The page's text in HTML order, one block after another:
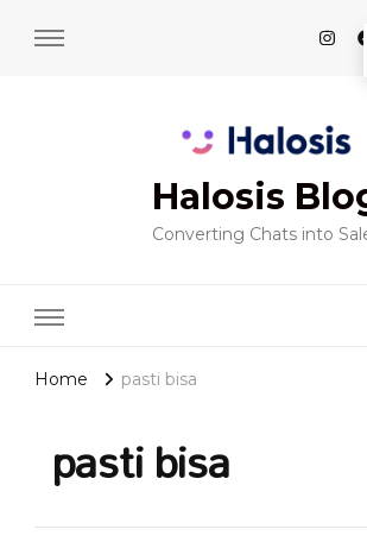
Halosis
Converting Chats into
Home pasti bisa
pasti bisa